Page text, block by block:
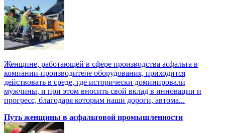
Женщине, работающей в сфере производства асфальта в
компании-производителе оборудования, приходится
действовать в среде, где исторически доминировали
мужчины, и при этом вносить свой вклад в инновации и
прогресс, благодаря которым наши дороги, автома...
Путь женщины в асфальтовой промышленности